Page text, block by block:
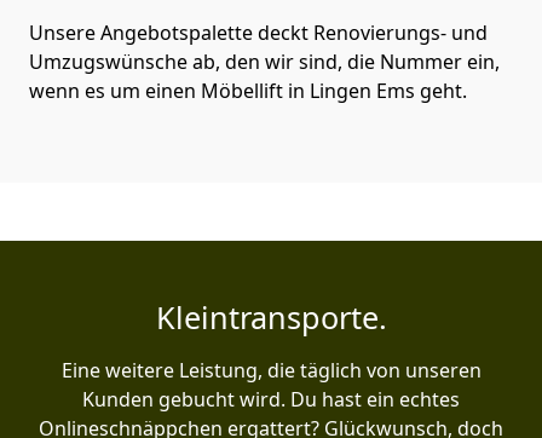
Unsere Angebotspalette deckt Renovierungs- und
Umzugswünsche ab, den wir sind, die Nummer ein,
wenn es um einen Möbellift in Lingen Ems geht.
Kleintransporte.
Eine weitere Leistung, die täglich von unseren
Kunden gebucht wird. Du hast ein echtes
Onlineschnäppchen ergattert? Glückwunsch, doch